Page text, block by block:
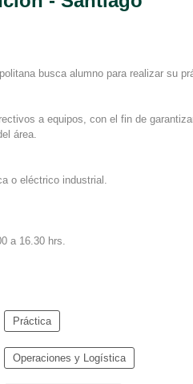
busca alumno para realizar su
a equipos, con el fin de
área.
o eléctrico industrial.
a 16.30 hrs.
Práctica
Operaciones y Logística